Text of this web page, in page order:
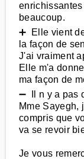
beaucoup.
➕ Elle vient
la façon de
J'ai vraiment
Elle m'a
ma façon de
➖ Il n y a pas
Mme Sayegh,
compris que
va se revoir
Je vous